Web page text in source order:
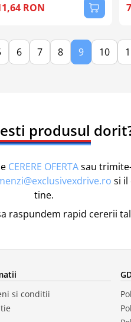
RON
6 7 8 9 10
produsul
CERERE OFERTAsau
si il
tine.
raspundem rapid cererii
si conditii